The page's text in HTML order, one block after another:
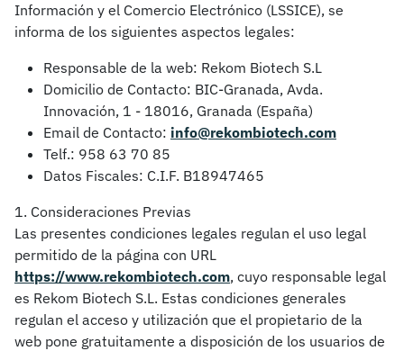
Información y el Comercio Electrónico (LSSICE), se
informa de los siguientes aspectos legales:
Responsable de la web: Rekom Biotech S.L
Domicilio de Contacto: BIC-Granada, Avda.
Innovación, 1 - 18016, Granada (España)
Email de Contacto: info@rekombiotech.com
Telf.: 958 63 70 85
Datos Fiscales: C.I.F. B18947465
1. Consideraciones Previas
Las presentes condiciones legales regulan el uso legal
permitido de la página con URL
https://www.rekombiotech.com, cuyo responsable legal
es Rekom Biotech S.L. Estas condiciones generales
regulan el acceso y utilización que el propietario de la
web pone gratuitamente a disposición de los usuarios de